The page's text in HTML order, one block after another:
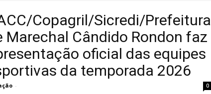
Copagril/Sicredi/Prefeitura
Marechal Cândido Rondon faz
oficial das equipes
da temporada 2026
- 0